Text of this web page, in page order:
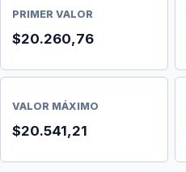
PRIMER VALOR
$20.260,76
VALOR MÁXIMO
$20.541,21